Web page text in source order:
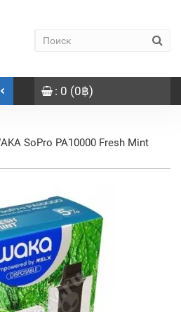
: 0 (0฿)
SoPro PA10000 Fresh Mint